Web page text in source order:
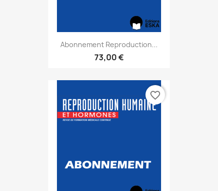
Abonnement Reproduction...
73,00 €
favorite_border